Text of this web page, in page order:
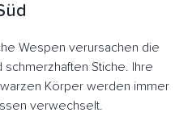
Wespen verursachen die
Stiche. Ihre
Körper werden immer
verwechselt.